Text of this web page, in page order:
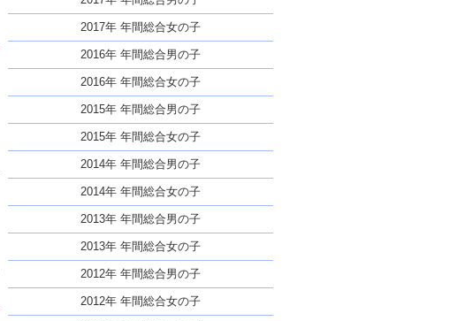
2017年 年間総合女の子
2016年 年間総合男の子
2016年 年間総合女の子
2015年 年間総合男の子
2015年 年間総合女の子
2014年 年間総合男の子
2014年 年間総合女の子
2013年 年間総合男の子
2013年 年間総合女の子
2012年 年間総合男の子
2012年 年間総合女の子